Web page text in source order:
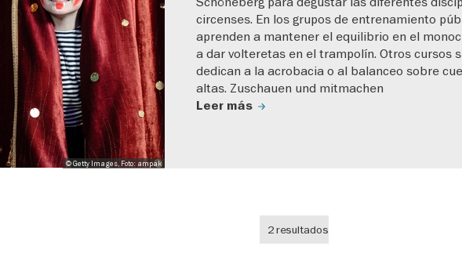
© Getty Images, Foto: ampak
circenses. En los grupos de entrenamiento
aprenden a mantener el equilibrio en el
a dar volteretas en el trampolín. Otros cursos
dedican a la acrobacia o al balanceo sobre
altas. Zuschauen und mitmachen
Leer más
2 resultados